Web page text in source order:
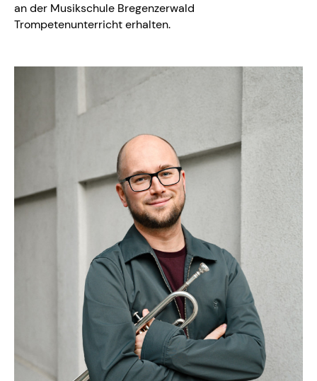
an der Musikschule Bregenzerwald
Trompetenunterricht erhalten.